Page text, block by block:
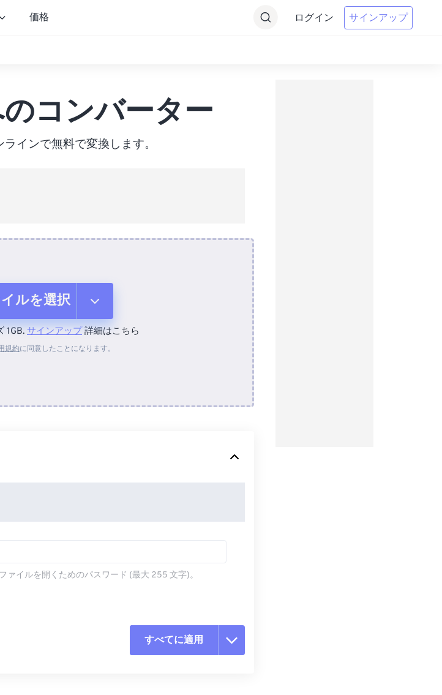
価格 ログイン サインアップ
コンバーター
ラインで無料で変換します。
ルを選択
イスから
1GB. サインアップ詳細はこちら
規約に同意したことになります。
ァイルを開くためのパスワード (最大 255 文字)。
すべてに適用